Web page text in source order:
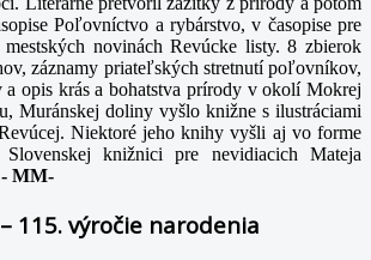
Poľovníctvo a rybárstvo, v časopise pre
novinách Revúcke listy. 8 zbierok
záznamy priateľských stretnutí poľovníkov,
a opis krás a bohatstva prírody v okolí Mokrej
Muránskej doliny vyšlo knižne s ilustráciami
Niektoré jeho knihy vyšli aj vo forme
knižnici pre nevidiacich Mateja
- MM-
115. výročie narodenia